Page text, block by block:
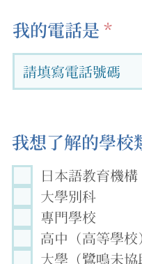
我的電話是
我想了解的學校
日本語教育機構
大學別科
專門學校
高中（高等學校
大學（鷺鳴未協